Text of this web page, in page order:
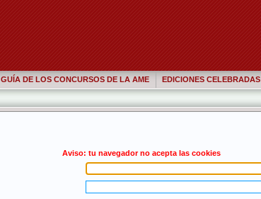
GUÍA DE LOS CONCURSOS DE LA AME EDICIONES CELEBRADAS
Aviso: tu navegador no acepta las cookies